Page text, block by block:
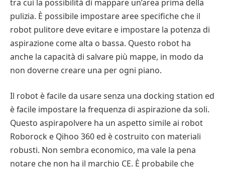
tra cui la possibilità di mappare un’area prima della
pulizia. È possibile impostare aree specifiche che il
robot pulitore deve evitare e impostare la potenza di
aspirazione come alta o bassa. Questo robot ha
anche la capacità di salvare più mappe, in modo da
non doverne creare una per ogni piano.
Il robot è facile da usare senza una docking station ed
è facile impostare la frequenza di aspirazione da soli.
Questo aspirapolvere ha un aspetto simile ai robot
Roborock e Qihoo 360 ed è costruito con materiali
robusti. Non sembra economico, ma vale la pena
notare che non ha il marchio CE. È probabile che